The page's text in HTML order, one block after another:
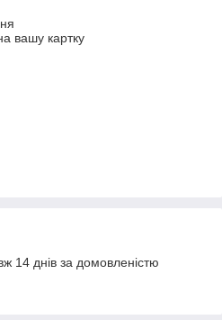
вашу картку
14 днів за домовленістю